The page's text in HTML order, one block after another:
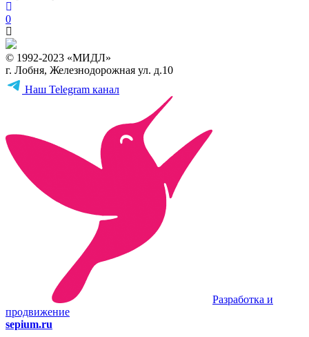
0
© 1992-2023 «МИДЛ»
г. Лобня, Железнодорожная ул. д.10
Наш Telegram канал
Разработка и
продвижение
sepium.ru